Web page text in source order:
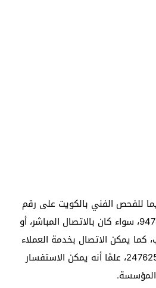
للفحص الفني بالكويت على رقم
الخط الساخن وهو 94746666، سواء كان بالاتصال المباشر، أو
كما يمكن الاتصال بخدمة العملاء
عبر رقم 24761555 أو 24762555، علمًا أنه يمكن الاستفسار